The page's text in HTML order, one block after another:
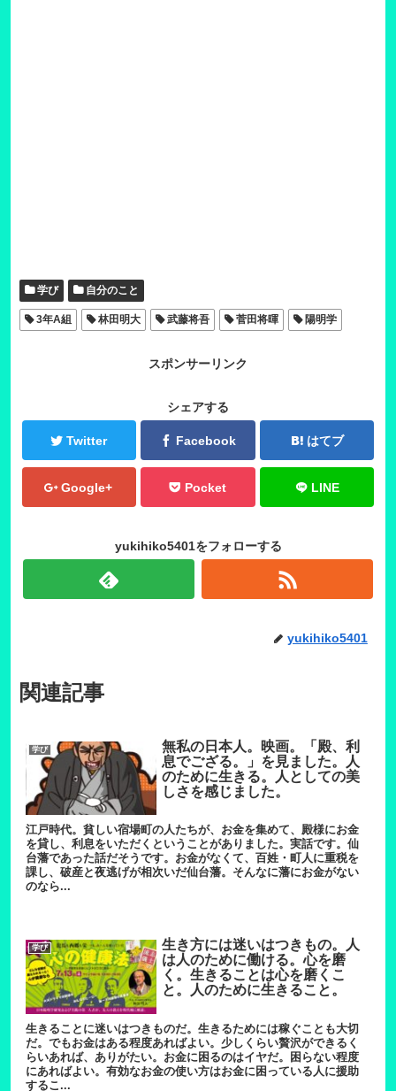
学び 自分のこと
3年A組 林田明大 武藤将吾 菅田将暉 陽明学
スポンサーリンク
シェアする
Twitter Facebook はてブ
Google+ Pocket LINE
yukihiko5401をフォローする
yukihiko5401
関連記事
学び
無私の日本人。映画。「殿、利
息でござる。」を見ました。人
のために生きる。人としての美
しさを感じました。
江戸時代。貧しい宿場町の人たちが、お金を集めて、殿様にお金
を貸し、利息をいただくということがありました。実話です。仙
台藩であった話だそうです。お金がなくて、百姓・町人に重税を
課し、破産と夜逃げが相次いだ仙台藩。そんなに藩にお金がない
のなら...
学び
生き方には迷いはつきもの。人
は人のために働ける。心を磨
く。生きることは心を磨くこ
と。人のために生きること。
生きることに迷いはつきものだ。生きるためには稼ぐことも大切
だ。でもお金はある程度あればよい。少しくらい贅沢ができるく
らいあれば、ありがたい。お金に困るのはイヤだ。困らない程度
にあればよい。有効なお金の使い方はお金に困っている人に援助
するこ...